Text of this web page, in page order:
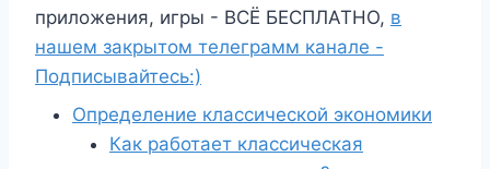
приложения, игры - ВСЁ БЕСПЛАТНО, в
нашем закрытом телеграмм канале -
Подписывайтесь:)
Определение классической экономики
Как работает классическая